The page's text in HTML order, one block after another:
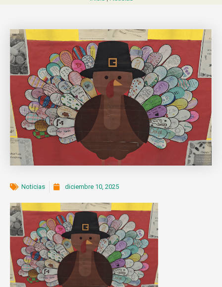
Noticias diciembre 10, 2025